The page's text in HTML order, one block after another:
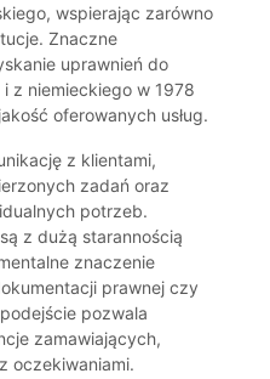
wspierając zarówno
Znaczne
uprawnień do
i z niemieckiego w 1978
oferowanych usług.
z klientami,
zadań oraz
potrzeb.
z dużą starannością
znaczenie
prawnej czy
pozwala
zamawiających,
oczekiwaniami.